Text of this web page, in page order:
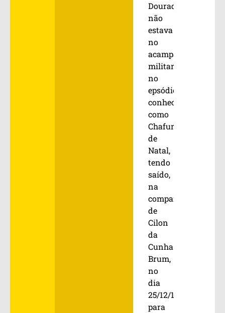
Dourado
não
estava
no
acampanhamento
militar
no
epsódio
conhecido
como
Chafurdo
de
Natal,
tendo
saído,
na
companhia
de
Cilon
da
Cunha
Brum,
no
dia
25/12/1973
para